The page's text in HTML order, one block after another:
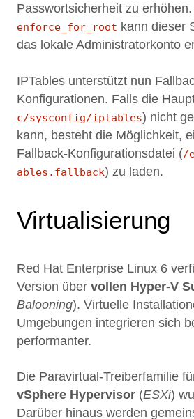
Passwortsicherheit zu
enforce_for_root kann dieser
das lokale Administratorkonto
IPTables unterstützt nun
Konfigurationen. Falls die
c/sysconfig/iptables) nicht
kann, besteht die Möglichkeit,
Fallback-Konfigurationsdatei (/
ables.fallback) zu laden.
Virtualisierung
Red Hat Enterprise Linux 6
Version über vollen Hyper-V
Balooning). Virtuelle
Umgebungen integrieren sich
performanter.
Die Paravirtual-Treiberfamilie
vSphere Hypervisor (ESXi)
Darüber hinaus werden